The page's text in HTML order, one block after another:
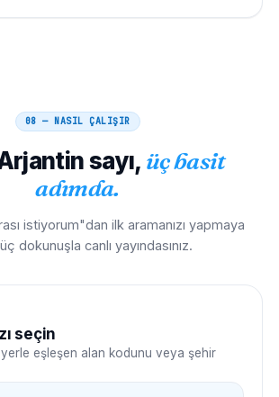
08 — NASIL ÇALIŞIR
sayı, üç basit
adımda.
istiyorum"dan ilk aramanızı yapmaya
dokunuşla canlı yayındasınız.
seçin
yerle eşleşen alan kodunu veya şehir